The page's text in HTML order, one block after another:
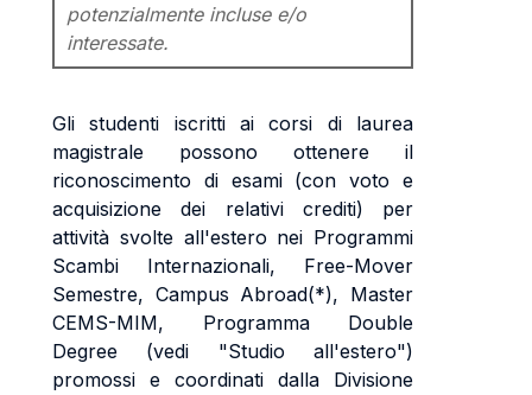
potenzialmente incluse e/o
interessate.
Gli studenti iscritti ai corsi di laurea
magistrale possono ottenere il
riconoscimento di esami (con voto e
acquisizione dei relativi crediti) per
attività svolte all'estero nei Programmi
Scambi Internazionali, Free-Mover
Semestre, Campus Abroad(*), Master
CEMS-MIM, Programma Double
Degree (vedi "Studio all'estero")
promossi e coordinati dalla Divisione